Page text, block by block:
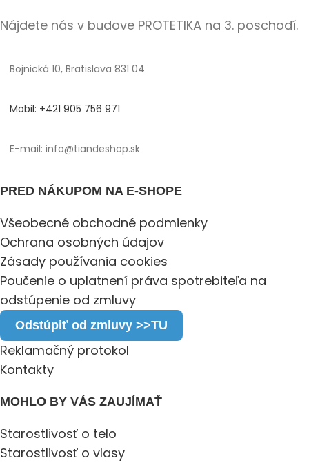
Nájdete nás v budove PROTETIKA na 3. poschodí.
Bojnická 10, Bratislava 831 04
Mobil: +421 905 756 971
E-mail: info@tiandeshop.sk
PRED NÁKUPOM NA E-SHOPE
Všeobecné obchodné podmienky
Ochrana osobných údajov
Zásady používania cookies
Poučenie o uplatnení práva spotrebiteľa na
odstúpenie od zmluvy
Odstúpiť od zmluvy >>TU
Reklamačný protokol
Kontakty
MOHLO BY VÁS ZAUJÍMAŤ
Starostlivosť o telo
Starostlivosť o vlasy